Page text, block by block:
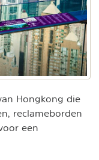
Hongkong die
reclameborden
een